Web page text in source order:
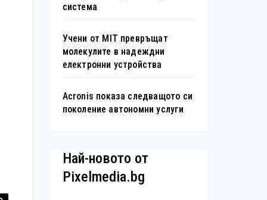
система
Учени от MIT превръщат
молекулите в надеждни
електронни устройства
Acronis показа следващото си
поколение автономни услуги
Най-новото от
Pixelmedia.bg